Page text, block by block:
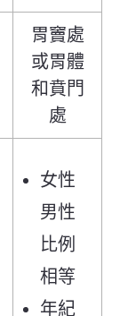
胃竇處
或胃體
和賁門
處
女性
男性
比例
相等
年紀